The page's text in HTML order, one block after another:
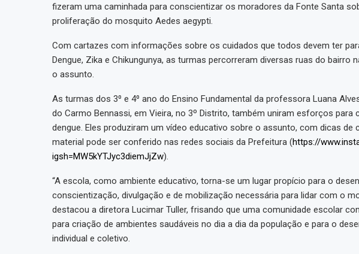
fizeram uma caminhada para conscientizar os moradores da Fonte Santa
proliferação do mosquito Aedes aegypti.
Com cartazes com informações sobre os cuidados que todos devem ter
Dengue, Zika e Chikungunya, as turmas percorreram diversas ruas do bairro
o assunto.
As turmas dos 3⁰ e 4⁰ ano do Ensino Fundamental da professora Luana
do Carmo Bennassi, em Vieira, no 3º Distrito, também uniram esforços para
dengue. Eles produziram um vídeo educativo sobre o assunto, com dicas
material pode ser conferido nas redes sociais da Prefeitura (https://
igsh=MW5kYTJyc3diemJjZw).
“A escola, como ambiente educativo, torna-se um lugar propício para o
conscientização, divulgação e de mobilização necessária para lidar com o
destacou a diretora Lucimar Tuller, frisando que uma comunidade escolar
para criação de ambientes saudáveis no dia a dia da população e para o
individual e coletivo.